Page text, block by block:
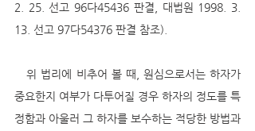
2. 25. 선고 96다45436 판결, 대법원 1998. 3.
13. 선고 97다54376 판결 참조).
   위 법리에 비추어 볼 때, 원심으로서는 하자가
중요한지 여부가 다투어질 경우 하자의 정도를 특
정함과 아울러 그 하자를 보수하는 적당한 방법과